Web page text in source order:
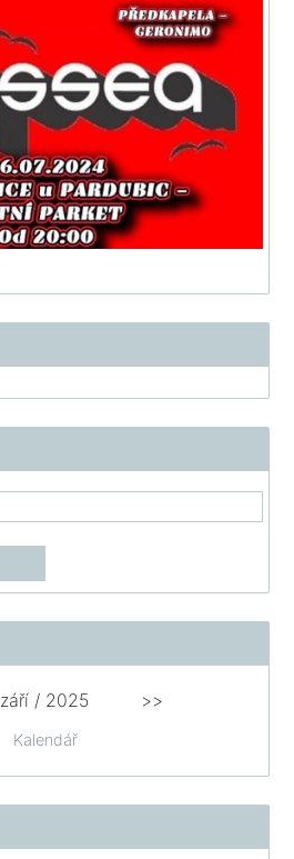
Kalendář
září / 2025 >>